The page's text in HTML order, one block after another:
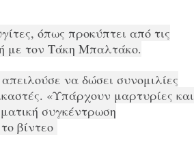
όπως προκύπτει από τις
με τον Τάκη Μπαλτάκο.
να δώσει συνομιλίες
«Υπάρχουν μαρτυρίες και
συγκέντρωση
βίντεο